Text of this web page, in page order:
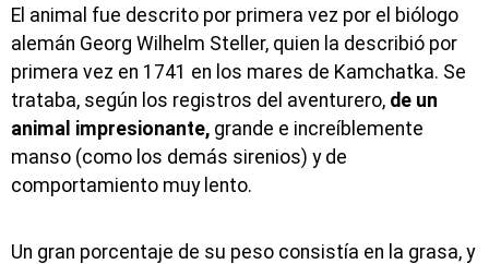
El animal fue descrito por primera vez por el biólogo
alemán Georg Wilhelm Steller, quien la describió por
primera vez en 1741 en los mares de Kamchatka. Se
trataba, según los registros del aventurero, de un
animal impresionante, grande e increíblemente
manso (como los demás sirenios) y de
comportamiento muy lento.
Un gran porcentaje de su peso consistía en la grasa, y